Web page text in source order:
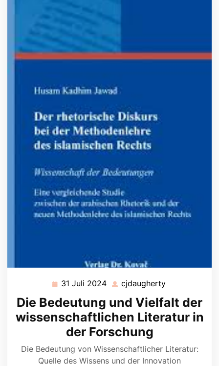
31 Juli 2024 31
2024
cjdaugherty
Die Bedeutung und Vielfalt der
wissenschaftlichen Literatur in
der Forschung
Die Bedeutung von Wissenschaftlicher Literatur:
Quelle des Wissens und der Innovation